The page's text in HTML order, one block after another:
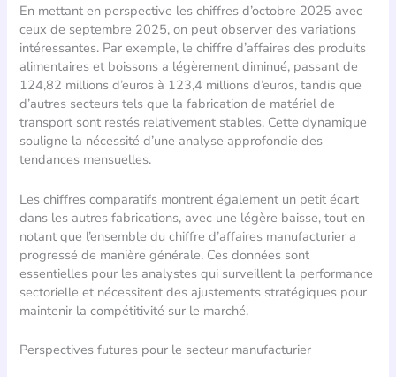
En mettant en perspective les chiffres d’octobre 2025 avec
ceux de septembre 2025, on peut observer des variations
intéressantes. Par exemple, le chiffre d’affaires des produits
alimentaires et boissons a légèrement diminué, passant de
124,82 millions d’euros à 123,4 millions d’euros, tandis que
d’autres secteurs tels que la fabrication de matériel de
transport sont restés relativement stables. Cette dynamique
souligne la nécessité d’une analyse approfondie des
tendances mensuelles.
Les chiffres comparatifs montrent également un petit écart
dans les autres fabrications, avec une légère baisse, tout en
notant que l’ensemble du chiffre d’affaires manufacturier a
progressé de manière générale. Ces données sont
essentielles pour les analystes qui surveillent la performance
sectorielle et nécessitent des ajustements stratégiques pour
maintenir la compétitivité sur le marché.
Perspectives futures pour le secteur manufacturier